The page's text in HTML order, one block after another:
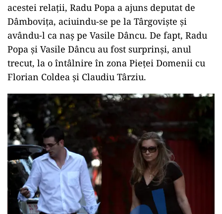
acestei relații, Radu Popa a ajuns deputat de
Dâmbovița, aciuindu-se pe la Târgoviște și
avându-l ca naș pe Vasile Dâncu. De fapt, Radu
Popa și Vasile Dâncu au fost surprinși, anul
trecut, la o întâlnire în zona Pieței Domenii cu
Florian Coldea și Claudiu Târziu.